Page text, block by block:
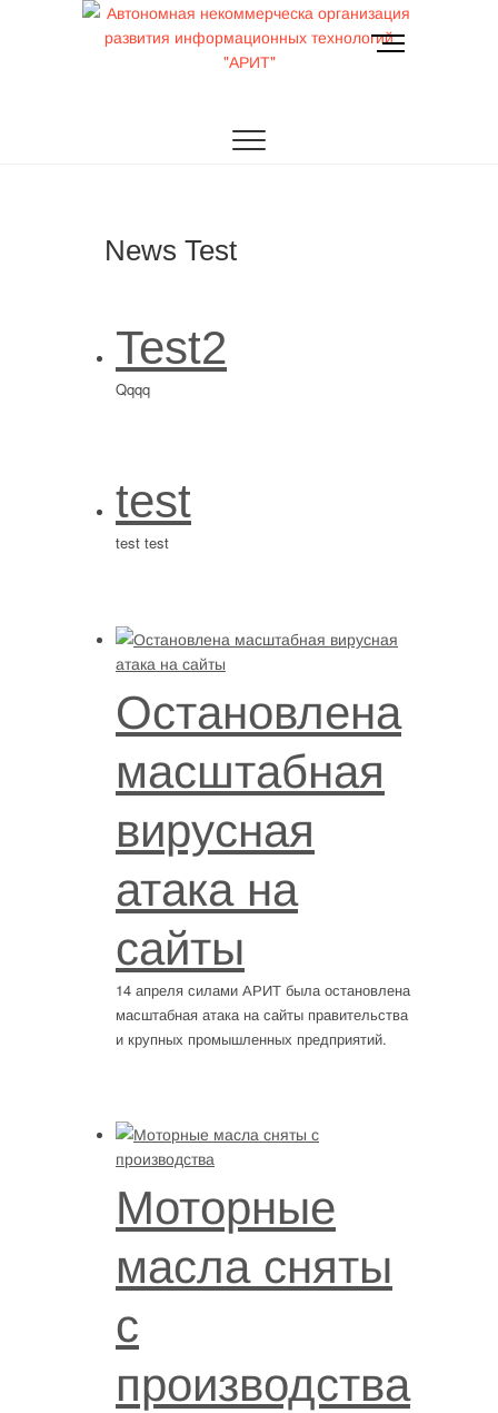
некоммерческа
развития
технологий
К
News Test
Test2
Qqqq
test
test test
Остановлена
масштабная
вирусная
атака на
сайты
14 апреля силами АРИТ была остановлена
масштабная атака на сайты правительства
и крупных промышленных предприятий.
Моторные
масла сняты
с
производства